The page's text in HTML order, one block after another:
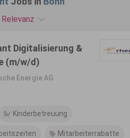
Relevanz
Digitalisierung &
(m/w/d)
Energie AG
Kinderbetreuung
Mitarbeiterrabatte